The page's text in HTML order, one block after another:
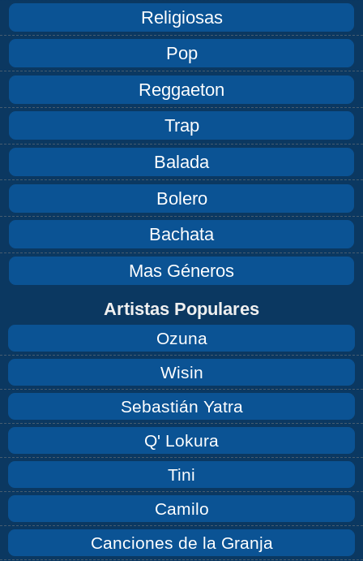
Religiosas
Pop
Reggaeton
Trap
Balada
Bolero
Bachata
Mas Géneros
Artistas Populares
Ozuna
Wisin
Sebastián Yatra
Q' Lokura
Tini
Camilo
Canciones de la Granja